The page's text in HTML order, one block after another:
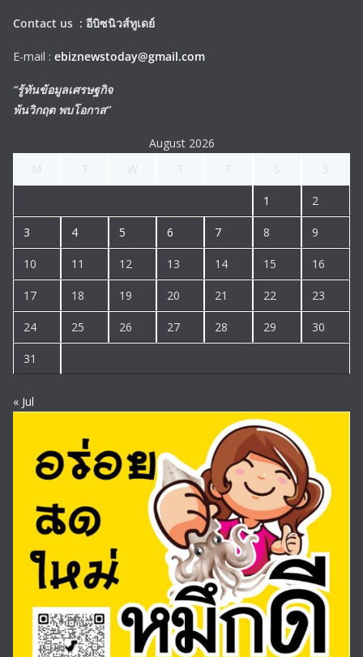
Contact us : อีบิซนิวส์ทูเดย์
E-mail : ebiznewstoday@gmail.com
“รู้ทันข้อมูลเศรษฐกิจ
พ้นวิกฤต พบโอกาส”
August 2026
1 2
3 4 5 6 7 8 9
10 11 12 13 14 15 16
17 18 19 20 21 22 23
24 25 26 27 28 29 30
31
« Jul